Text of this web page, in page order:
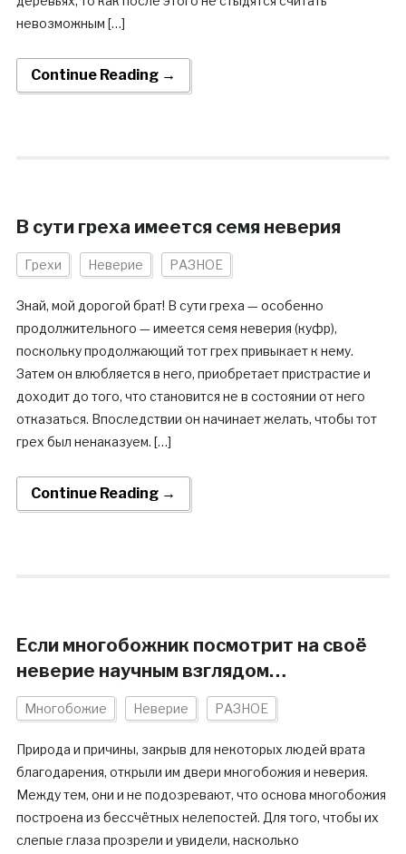
невозможным […]
Continue Reading →
В сути греха имеется семя неверия
Грехи Неверие РАЗНОЕ
Знай, мой дорогой брат! В сути греха — особенно
продолжительного — имеется семя неверия (куфр),
поскольку продолжающий тот грех привыкает к нему.
Затем он влюбляется в него, приобретает пристрастие и
доходит до того, что становится не в состоянии от него
отказаться. Впоследствии он начинает желать, чтобы тот
грех был ненаказуем. […]
Continue Reading →
Если многобожник посмотрит на своё
неверие научным взглядом…
Многобожие Неверие РАЗНОЕ
Природа и причины, закрыв для некоторых людей врата
благодарения, открыли им двери многобожия и неверия.
Между тем, они и не подозревают, что основа многобожия
построена из бессчётных нелепостей. Для того, чтобы их
слепые глаза прозрели и увидели, насколько